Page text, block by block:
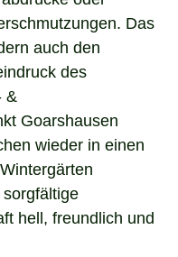
Das
auch den
des
&
Goarshausen
wieder in einen
hell, freundlich und